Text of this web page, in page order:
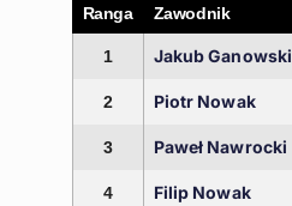
Ranga Zawodnik
1 Jakub Ganowski
2 Piotr Nowak
3 Paweł Nawrocki
4 Filip Nowak